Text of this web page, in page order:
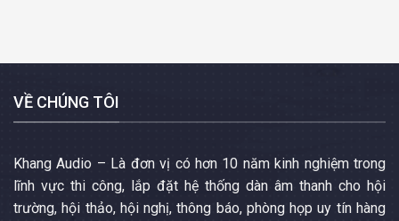
VỀ CHÚNG TÔI
Khang Audio – Là đơn vị có hơn 10 năm kinh nghiệm trong
lĩnh vực thi công, lắp đặt hệ thống dàn âm thanh cho hội
trường, hội thảo, hội nghị, thông báo, phòng họp uy tín hàng